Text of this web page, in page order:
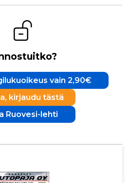
vain 2,90€
kirjaudu tästä
Ruovesi-lehti